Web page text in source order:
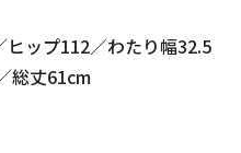
ヒップ112／わたり幅32.5
総丈61cm